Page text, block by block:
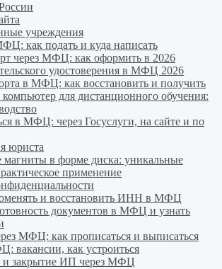
учреждения
как подать и куда написать
через МФЦ: как оформить в 2026
удостоверения в МФЦ 2026
в МФЦ: как восстановить и получить
для дистанционного обучения:
в МФЦ: через Госуслуги, на сайте и по
юриста
в форме диска: уникальные
применение
и восстановить ИНН в МФЦ
документов в МФЦ и узнать
МФЦ: как прописаться и выписаться
вакансии, как устроиться
и закрытие ИП через МФЦ